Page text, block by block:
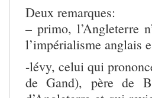
Deux remarques:
– primo, l’Angleterre
l’impérialisme anglais
-lévy, celui qui
de Gand), père de